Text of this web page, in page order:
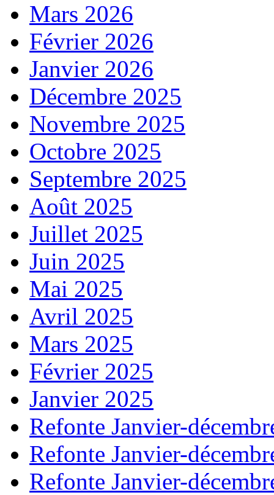
Mars 2026
Février 2026
Janvier 2026
Décembre 2025
Novembre 2025
Octobre 2025
Septembre 2025
Août 2025
Juillet 2025
Juin 2025
Mai 2025
Avril 2025
Mars 2025
Février 2025
Janvier 2025
Refonte Janvier-
Refonte Janvier-
Refonte Janvier-